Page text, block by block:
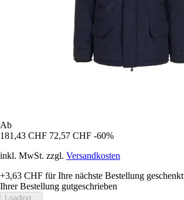
Ab
181,43 CHF 72,57 CHF -60%
inkl. MwSt. zzgl. Versandkosten
+3,63 CHF für Ihre nächste Bestellung geschenkt
Ihrer Bestellung gutgeschrieben
Loading...